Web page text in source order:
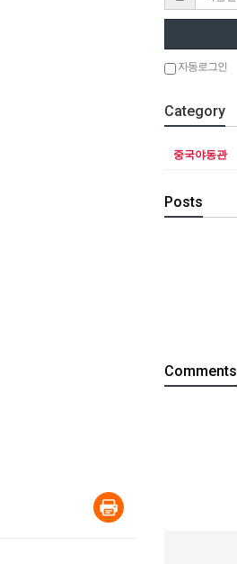
자동로그인
Category
중국야동관
Posts
Comments